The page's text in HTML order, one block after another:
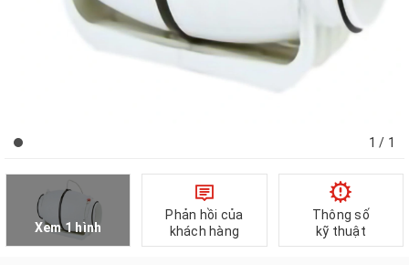
1 / 1
Xem 1 hình
Phản hồi của
khách hàng
Thông số
kỹ thuật